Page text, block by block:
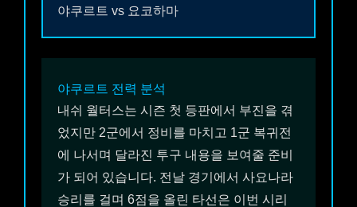
야쿠르트 vs 요코하마
야쿠르트 전력 분석
내쉬 월터스는 시즌 첫 등판에서 부진을 겪
었지만 2군에서 정비를 마치고 1군 복귀전
에 나서며 달라진 투구 내용을 보여줄 준비
가 되어 있습니다. 전날 경기에서 사요나라
승리를 걸며 6점을 올린 타선은 이번 시리